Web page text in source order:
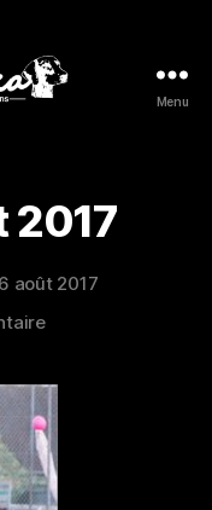
Menu
2017
août 2017
sur
août
2017